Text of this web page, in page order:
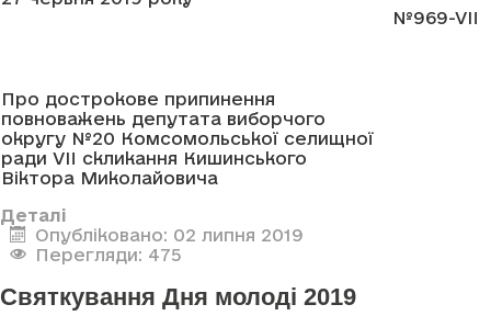
№969-VII
Про дострокове припинення
повноважень депутата виборчого
округу №20 Комсомольської селищної
ради VII скликання Кишинського
Віктора Миколайовича
Деталі
Опубліковано: 02 липня 2019
Перегляди: 475
Святкування Дня молоді 2019